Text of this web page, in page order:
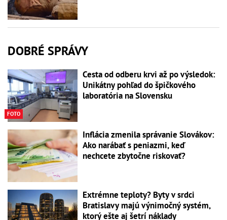
DOBRÉ SPRÁVY
FOTO
Cesta od odberu krvi až po výsledok:
Unikátny pohľad do špičkového
laboratória na Slovensku
Inflácia zmenila správanie Slovákov:
Ako narábať s peniazmi, keď
nechcete zbytočne riskovať?
Extrémne teploty? Byty v srdci
Bratislavy majú výnimočný systém,
ktorý ešte aj šetrí náklady